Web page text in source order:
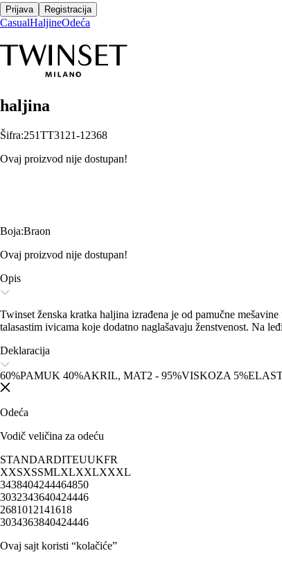
Prijava Registracija
CasualHaljineOdeća
haljina
Šifra:251TT3121-12368
Ovaj proizvod nije dostupan!
Boja:Braon
Ovaj proizvod nije dostupan!
Opis
Twinset ženska kratka haljina izrađena je od pamučne
talasastim ivicama koje dodatno naglašavaju ženstvenost. Na
Deklaracija
60%PAMUK 40%AKRIL, MAT2 - 95%VISKOZA
Odeća
Vodič veličina za odeću
STANDARDITEUUKFR
XXSXSSMLXLXXLXXXL
3438404244464850
3032343640424446
2681012141618
3034363840424446
Ovaj sajt koristi “kolačiće”